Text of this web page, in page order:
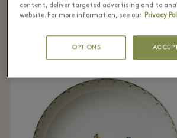
content, deliver targeted advertising and to
website. For more information, see our Privacy
OPTIONS